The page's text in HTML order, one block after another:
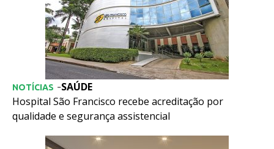
SAÚDE
NOTÍCIAS -
Hospital São Francisco recebe acreditação por
qualidade e segurança assistencial